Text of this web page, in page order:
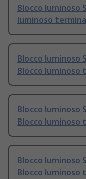
Blocco luminoso
luminoso
Blocco luminoso
Blocco luminoso
Blocco luminoso
Blocco luminoso
Blocco luminoso
Blocco luminoso